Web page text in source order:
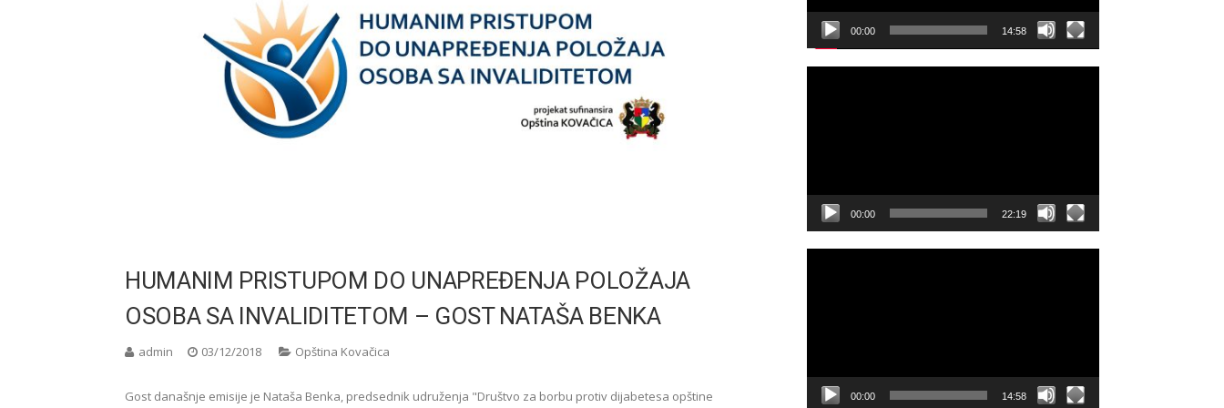
HUMANIM PRISTUPOM DO UNAPREĐENJA POLOŽAJA
OSOBA SA INVALIDITETOM – GOST NATAŠA BENKA
admin 03/12/2018 Opština Kovačica
Gost današnje emisije je Nataša Benka, predsednik udruženja "Društvo za borbu protiv dijabetesa opštine
00:00 14:58
00:00 22:19
00:00 14:58